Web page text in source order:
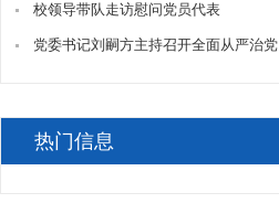
论文章《重庆推动超大城市现代化治理
的世界意义》
校领导带队走访慰问党员代表
党委书记刘嗣方主持召开全面从严治党
热门信息